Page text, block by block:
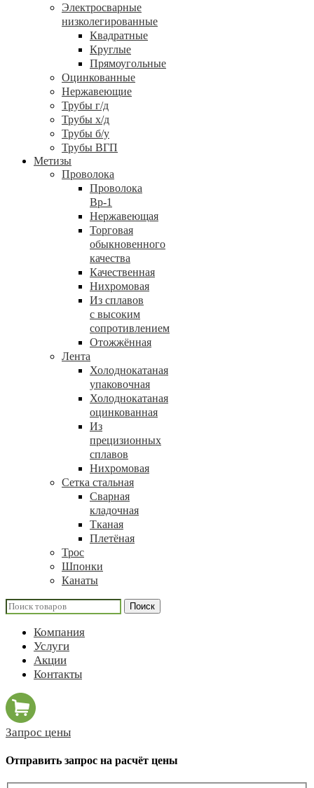
Электросварные
низколегированные
Квадратные
Круглые
Прямоугольные
Оцинкованные
Нержавеющие
Трубы г/д
Трубы х/д
Трубы б/у
Трубы ВГП
Метизы
Проволока
Проволока
Вр-1
Нержавеющая
Торговая
обыкновенного
качества
Качественная
Нихромовая
Из сплавов
с высоким
сопротивлением
Отожжённая
Лента
Холоднокатаная
упаковочная
Холоднокатаная
оцинкованная
Из
прецизионных
сплавов
Нихромовая
Сетка стальная
Сварная
кладочная
Тканая
Плетёная
Трос
Шпонки
Канаты
Поиск
Компания
Услуги
Акции
Контакты
Запрос цены
Отправить запрос на расчёт цены